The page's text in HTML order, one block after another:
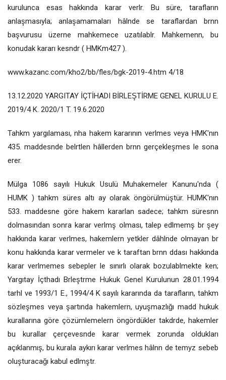
kurulunca esas hakkında karar verlr. Bu süre, tarafların
anlaşmasıyla; anlaşamamaları hâlnde se taraflardan brnn
başvurusu üzerne mahkemece uzatılablr. Mahkemenn, bu
konudak kararı kesndr ( HMKm427 ).
www.kazanc.com/kho2/bb/fles/bgk-2019-4.htm 4/18
13.12.2020 YARGITAY İÇTİHADI BİRLEŞTİRME GENEL KURULU E.
2019/4 K. 2020/1 T. 19.6.2020
Tahkm yargılaması, nha hakem kararının verlmes veya HMK'nın
435. maddesnde belrtlen hâllerden brnn gerçekleşmes le sona
erer.
Mülga 1086 sayılı Hukuk Usulü Muhakemeler Kanunu'nda (
HUMK ) tahkm süres altı ay olarak öngörülmüştür. HUMK'nın
533. maddesne göre hakem kararlan sadece; tahkm süresnn
dolmasından sonra karar verlmş olması, talep edlmemş br şey
hakkında karar verlmes, hakemlern yetkler dâhlnde olmayan br
konu hakkında karar vermeler ve k taraftan brnn ddası hakkında
karar verlmemes sebepler le sınırlı olarak bozulablmekte ken;
Yargıtay İçthadı Brleştrme Hukuk Genel Kurulunun 28.01.1994
tarhl ve 1993/1 E., 1994/4 K sayılı kararında da tarafların, tahkm
sözleşmes veya şartında hakemlern, uyuşmazlığı madd hukuk
kurallarına göre çözümlemelern öngördükler takdrde, hakemler
bu kurallar çerçevesnde karar vermek zorunda oldukları
açıklanmış, bu kurala aykırı karar verlmes hâlnn de temyz sebeb
oluşturacağı kabul edlmştr.